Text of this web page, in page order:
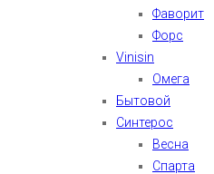
Фаворит
Форс
Vinisin
Омега
Бытовой
Синтерос
Весна
Спарта